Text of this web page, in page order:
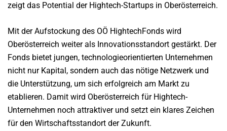
zeigt das Potential der Hightech-Startups in Oberösterreich.
Mit der Aufstockung des OÖ HightechFonds wird
Oberösterreich weiter als Innovationsstandort gestärkt. Der
Fonds bietet jungen, technologieorientierten Unternehmen
nicht nur Kapital, sondern auch das nötige Netzwerk und
die Unterstützung, um sich erfolgreich am Markt zu
etablieren. Damit wird Oberösterreich für Hightech-
Unternehmen noch attraktiver und setzt ein klares Zeichen
für den Wirtschaftsstandort der Zukunft.